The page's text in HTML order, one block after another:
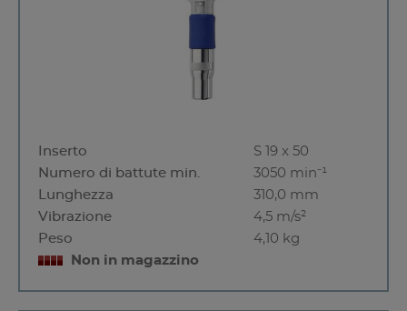
Inserto
S 19 x 50
Numero di battute min.
3050 min⁻¹
Lunghezza
310,0 mm
Vibrazione
4,5 m/s²
Peso
4,10 kg
Non in magazzino